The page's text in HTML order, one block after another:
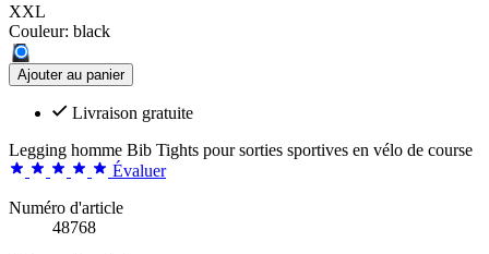
XXL
Couleur: black
Ajouter au panier
Livraison gratuite
Legging homme Bib Tights pour sorties sportives en vélo de course
Évaluer
Numéro d'article
48768